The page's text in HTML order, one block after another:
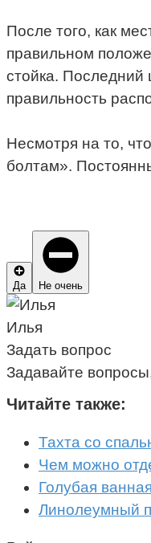
После того, как
правильном
стойка. Последний
правильность
Несмотря на то,
болтам».
Да Не очень
Илья
Задать вопрос
Задавайте
Читайте также:
Тахта со
Чем можно
Голубая
Линолеумный